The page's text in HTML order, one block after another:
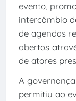
evento,
intercâmbio
de agendas
abertos
de atores
A
permitiu ao